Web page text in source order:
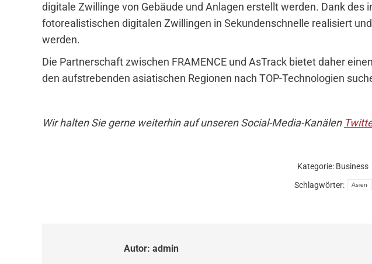
digitale Zwillinge von Gebäude und Anlagen erstellt werden. Dank
fotorealistischen digitalen Zwillingen in Sekundenschnelle realisiert
werden.
Die Partnerschaft zwischen FRAMENCE und AsTrack bietet daher
den aufstrebenden asiatischen Regionen nach TOP-Technologien
Wir halten Sie gerne weiterhin auf unseren Social-Media-Kanälen
Kategorie: Business
Schlagwörter:
Asien
Autor: admin